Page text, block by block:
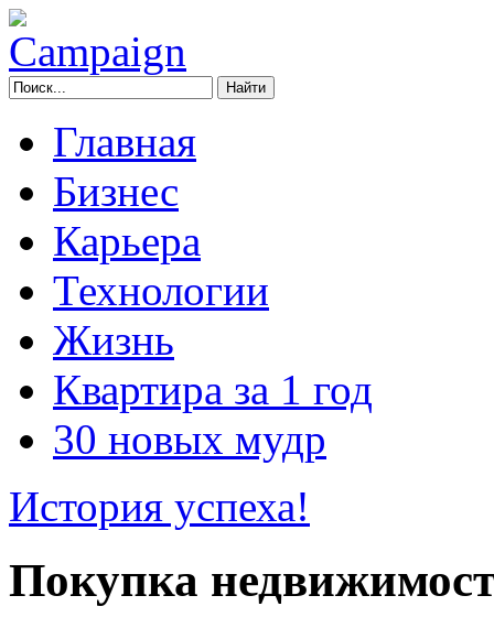
Главная
Бизнес
Карьера
Технологии
Жизнь
Квартира за 1 год
30 новых мудр
История успеха!
Покупка